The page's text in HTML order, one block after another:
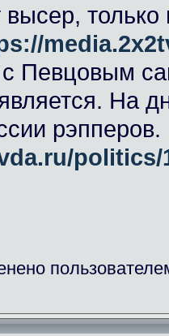
высер,
с Певцовым
На
рэпперов.
politics/